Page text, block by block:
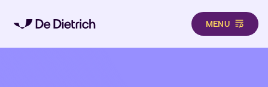
MENU